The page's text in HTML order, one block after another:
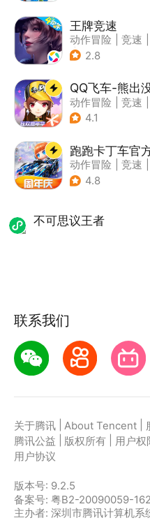
王牌竞速
动作冒险 竞速
| 漂移
2.8
QQ飞车-熊出
动作冒险 竞速
| 漂移
4.1
动作冒险 竞速
| 跑跑卡丁车
4.8
不可思议王者
联系我们
关于腾讯 About Tencent
腾讯公益
版权所有 用户权
用户协议
版本号: 9.2.5
备案号: 粤B2-20090059-
主办者: 深圳市腾讯计算机系